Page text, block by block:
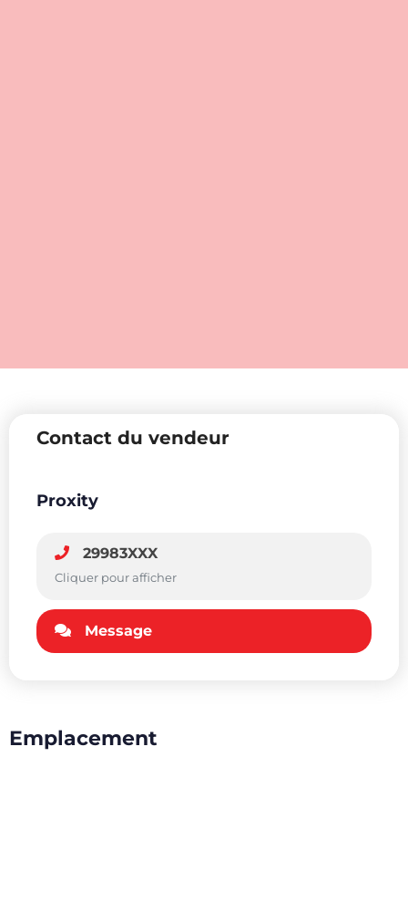
Contact du vendeur
Proxity
29983XXX
Cliquer pour afficher
Message
Emplacement